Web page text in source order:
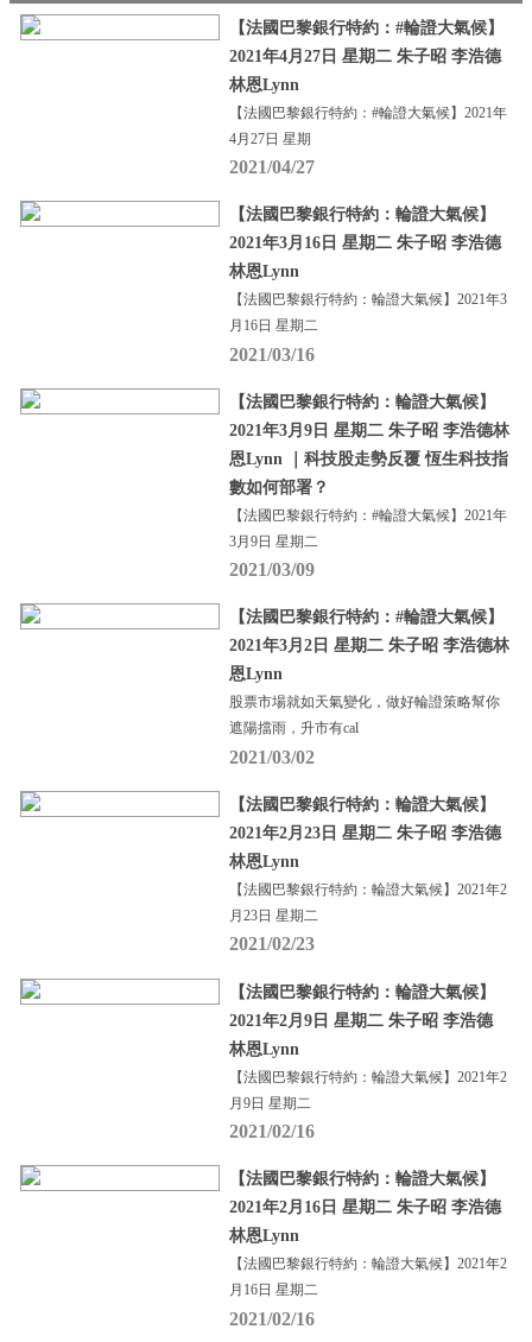
【法國巴黎銀行特約：#輪證大氣候】
2021年4月27日 星期二 朱子昭 李浩德
林恩Lynn
【法國巴黎銀行特約：#輪證大氣候】2021年
4月27日 星期
2021/04/27
【法國巴黎銀行特約：輪證大氣候】
2021年3月16日 星期二 朱子昭 李浩德
林恩Lynn
【法國巴黎銀行特約：輪證大氣候】2021年3
月16日 星期二
2021/03/16
【法國巴黎銀行特約：輪證大氣候】
2021年3月9日 星期二 朱子昭 李浩德林
恩Lynn ｜科技股走勢反覆 恆生科技指
數如何部署？
【法國巴黎銀行特約：#輪證大氣候】2021年
3月9日 星期二
2021/03/09
【法國巴黎銀行特約：#輪證大氣候】
2021年3月2日 星期二 朱子昭 李浩德林
恩Lynn
股票市場就如天氣變化，做好輪證策略幫你
遮陽擋雨，升市有cal
2021/03/02
【法國巴黎銀行特約：輪證大氣候】
2021年2月23日 星期二 朱子昭 李浩德
林恩Lynn
【法國巴黎銀行特約：輪證大氣候】2021年2
月23日 星期二
2021/02/23
【法國巴黎銀行特約：輪證大氣候】
2021年2月9日 星期二 朱子昭 李浩德
林恩Lynn
【法國巴黎銀行特約：輪證大氣候】2021年2
月9日 星期二
2021/02/16
【法國巴黎銀行特約：輪證大氣候】
2021年2月16日 星期二 朱子昭 李浩德
林恩Lynn
【法國巴黎銀行特約：輪證大氣候】2021年2
月16日 星期二
2021/02/16